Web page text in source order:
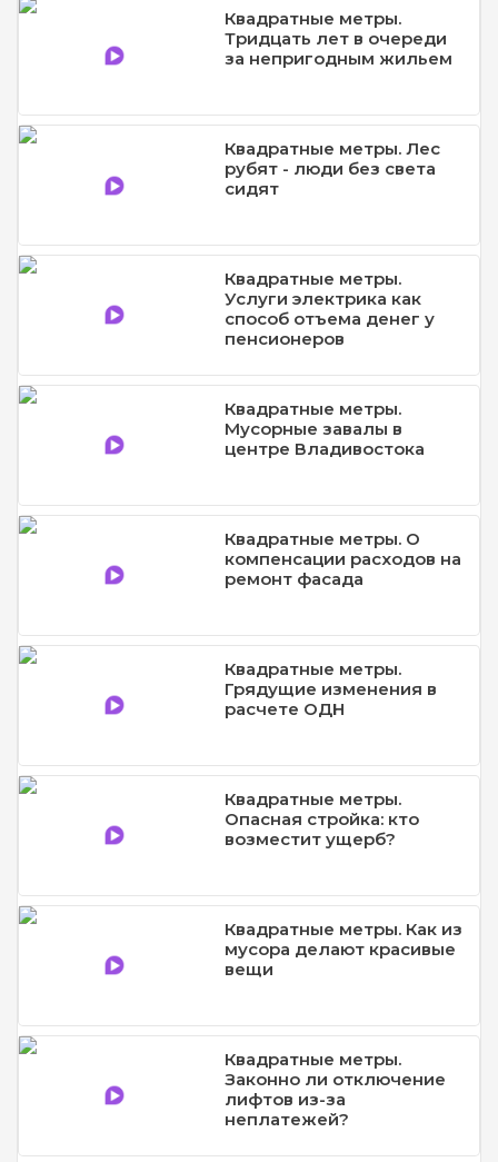
Квадратные метры.
Тридцать лет в очереди
за непригодным жильем
Квадратные метры. Лес
рубят - люди без света
сидят
Квадратные метры.
Услуги электрика как
способ отъема денег у
пенсионеров
Квадратные метры.
Мусорные завалы в
центре Владивостока
Квадратные метры. О
компенсации расходов на
ремонт фасада
Квадратные метры.
Грядущие изменения в
расчете ОДН
Квадратные метры.
Опасная стройка: кто
возместит ущерб?
Квадратные метры. Как из
мусора делают красивые
вещи
Квадратные метры.
Законно ли отключение
лифтов из-за
неплатежей?